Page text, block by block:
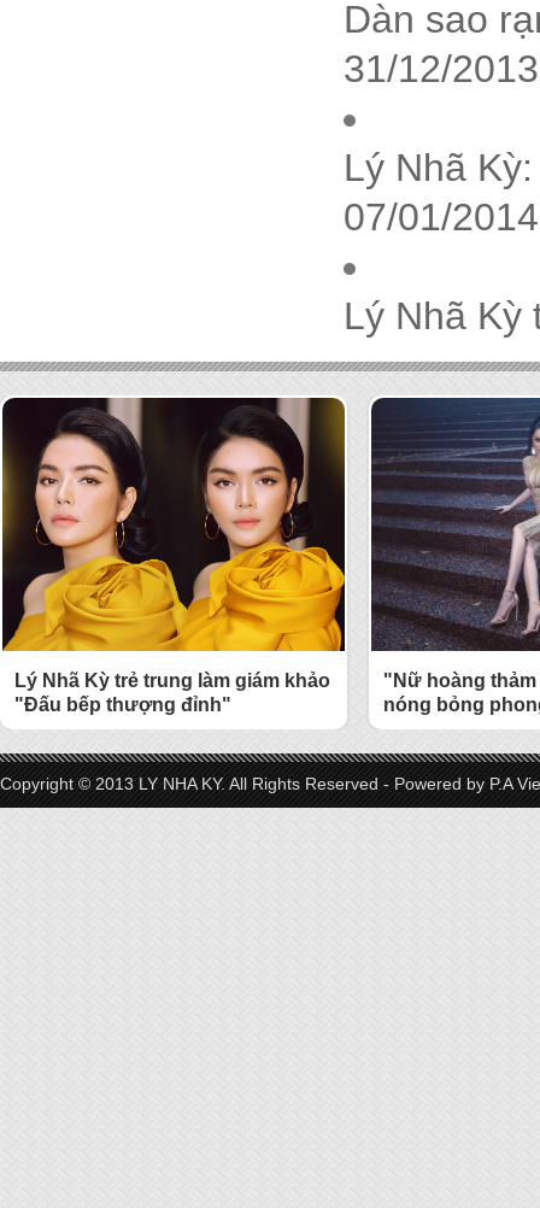
Dàn sao
31/12/2013
Lý Nhã
07/01/2014
Lý Nhã Kỳ
Lý Nhã Kỳ trẻ trung làm giám khảo
"Đấu bếp thượng đỉnh"
"Nữ hoàng
nóng bỏng
Copyright © 2013 LY NHA KY. All Rights Reserved - Powered by P.A